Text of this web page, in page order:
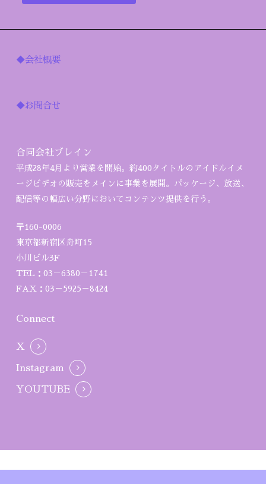
◆会社概要
◆お問合せ
合同会社ブレイン
平成28年4月より営業を開始。約400タイトルのアイドルイメ
ージビデオの販売をメインに事業を展開。パッケージ、放送、
配信等の幅広い分野においてコンテンツ提供を行う。
〒160-0006
東京都新宿区舟町15
小川ビル3F
TEL：03－6380－1741
FAX：03－5925－8424
Connect
X
Instagram
YOUTUBE